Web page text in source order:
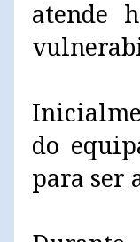
atende
do
para ser